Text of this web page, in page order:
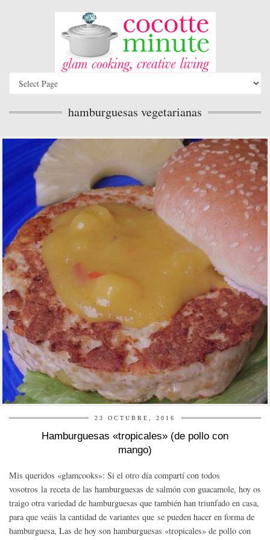
hamburguesas vegetarianas
23 OCTUBRE, 2016
Hamburguesas «tropicales» (de pollo con
mango)
Mis queridos «glamcooks»: Si el otro día compartí con todos
vosotros la receta de las hamburguesas de salmón con guacamole, hoy os
traigo otra variedad de hamburguesas que también han triunfado en casa,
para que veáis la cantidad de variantes que se pueden hacer en forma de
hamburguesa, Las de hoy son hamburguesas «tropicales» de pollo con